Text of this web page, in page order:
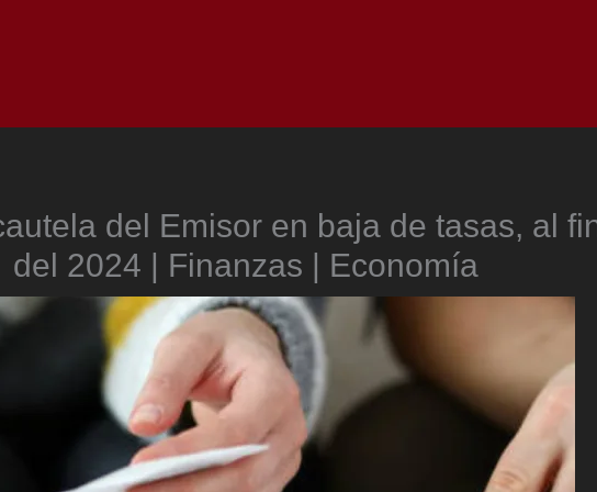
del Emisor en baja de tasas, al
del 2024 | Finanzas | Economía